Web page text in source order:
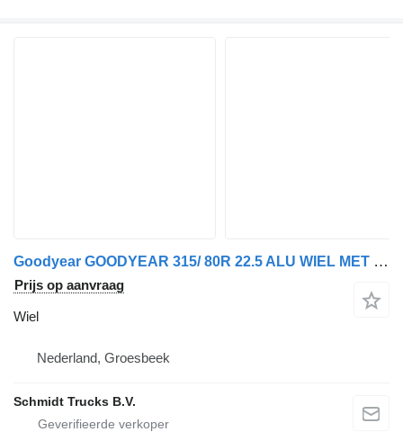
Goodyear GOODYEAR 315/ 80R 22.5 ALU WIEL MET BANDEN 2 X VOOR
Prijs op aanvraag
Wiel
Nederland, Groesbeek
Schmidt Trucks B.V.